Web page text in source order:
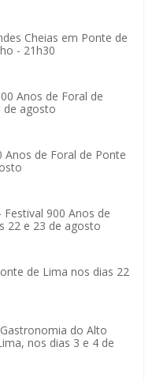
Cheias em Ponte de
- 21h30
Anos de Foral de
de agosto
Anos de Foral de Ponte
900 Anos de
22 e 23 de agosto
de Lima nos dias 22
do Alto
nos dias 3 e 4 de